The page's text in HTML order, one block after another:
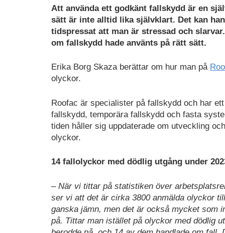
Ladda
ned
som
PDF
Att använda ett godkänt fallskydd är en
sätt är inte alltid lika självklart. Det kan
tidspressat att man är stressad och
om fallskydd hade använts på rätt sätt.
Erika Borg Skaza berättar om hur man på
olyckor.
Roofac är specialister på fallskydd och har
fallskydd, temporära fallskydd och fasta
tiden håller sig uppdaterade om utveckling
olyckor.
14 fallolyckor med dödlig utgång under
– När vi tittar på statistiken över
ser vi att det är cirka 3800 anmälda olyckor
ganska jämn, men det är också mycket som
på. Tittar man istället på olyckor med dödlig